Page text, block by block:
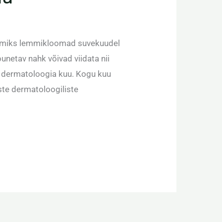
lemmikloomad suvekuudel
nahk võivad viidata nii
kuu. Kogu kuu
dermatoloogiliste